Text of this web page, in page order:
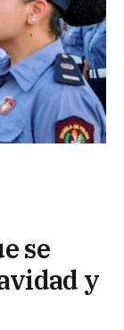
se
y